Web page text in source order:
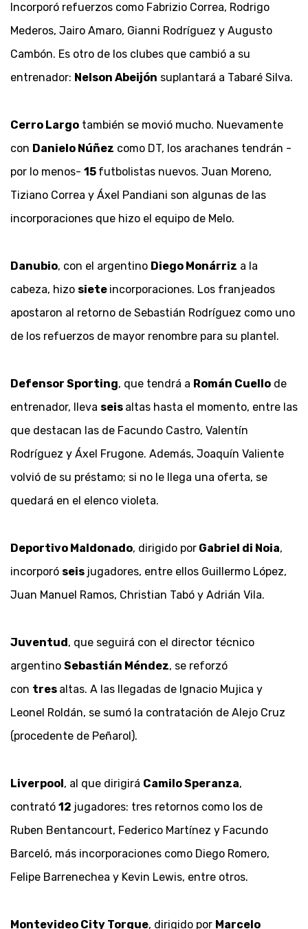
Incorporó refuerzos como Fabrizio Correa, Rodrigo
Mederos, Jairo Amaro, Gianni Rodríguez y Augusto
Cambón. Es otro de los clubes que cambió a su
entrenador: Nelson Abeijón suplantará a Tabaré Silva.
Cerro Largo también se movió mucho. Nuevamente
con Danielo Núñez como DT, los arachanes tendrán -
por lo menos- 15 futbolistas nuevos. Juan Moreno,
Tiziano Correa y Áxel Pandiani son algunas de las
incorporaciones que hizo el equipo de Melo.
Danubio, con el argentino Diego Monárriz a la
cabeza, hizo siete incorporaciones. Los franjeados
apostaron al retorno de Sebastián Rodríguez como uno
de los refuerzos de mayor renombre para su plantel.
Defensor Sporting, que tendrá a Román Cuello de
entrenador, lleva seis altas hasta el momento, entre las
que destacan las de Facundo Castro, Valentín
Rodríguez y Áxel Frugone. Además, Joaquín Valiente
volvió de su préstamo; si no le llega una oferta, se
quedará en el elenco violeta.
Deportivo Maldonado, dirigido por Gabriel di Noia,
incorporó seis jugadores, entre ellos Guillermo López,
Juan Manuel Ramos, Christian Tabó y Adrián Vila.
Juventud, que seguirá con el director técnico
argentino Sebastián Méndez, se reforzó
con tres altas. A las llegadas de Ignacio Mujica y
Leonel Roldán, se sumó la contratación de Alejo Cruz
(procedente de Peñarol).
Liverpool, al que dirigirá Camilo Speranza,
contrató 12 jugadores: tres retornos como los de
Ruben Bentancourt, Federico Martínez y Facundo
Barceló, más incorporaciones como Diego Romero,
Felipe Barrenechea y Kevin Lewis, entre otros.
Montevideo City Torque, dirigido por Marcelo